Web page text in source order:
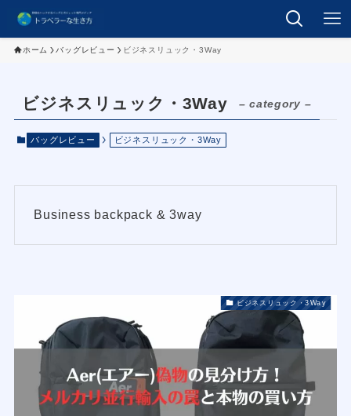
ホーム バッグレビュー ビジネスリュック・3Way
ビジネスリュック・3Way – category –
バッグレビュー ビジネスリュック・3Way
Business backpack & 3way
ビジネスリュック・3Way